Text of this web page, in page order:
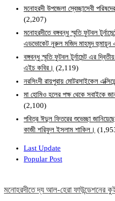
মনোহরদী উপজেলা স্বেচ্ছাসেবী
(2,207)
মনোহরদীতে বঙ্গবন্ধু স্মৃতি ফুটবল
এডভোকেট নুরুল মজিদ মাহমুদ হুমায়ূন
বঙ্গবন্ধু স্মৃতি ফুটবল টুর্নামেন্ট এর
এইচ কবির। (2,119)
নরসিংদী রায়পুরায় মোটরসাইকেল
মা হোমিও হলের পক্ষ থেকে সবাইকে
(2,100)
পবিত্র ঈদুল ফিতরের শুভেচ্ছা
কাজী শরিফুল ইসলাম শাকিল।
Last Update
Popular Post
মনোহরদীতে দ্য আল-হেরা ফাউন্ডেশনের